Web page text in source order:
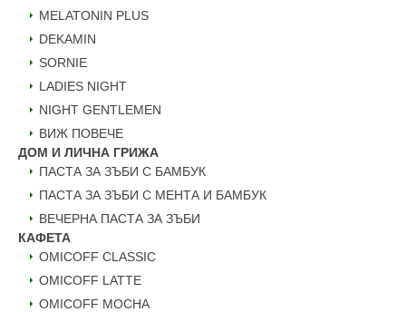
MELATONIN PLUS
DEKAMIN
SORNIE
LADIES NIGHT
NIGHT GENTLEMEN
ВИЖ ПОВЕЧЕ
ДОМ И ЛИЧНА ГРИЖА
ПАСТА ЗА ЗЪБИ С БАМБУК
ПАСТА ЗА ЗЪБИ С МЕНТА И БАМБУК
ВЕЧЕРНА ПАСТА ЗА ЗЪБИ
КАФЕТА
OMICOFF CLASSIC
OMICOFF LATTE
OMICOFF MOCHA